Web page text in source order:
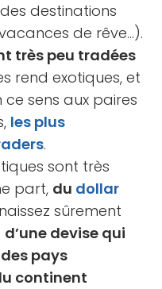
destinations
de rêve…).
très peu tradées
rend exotiques, et
ce sens aux paires
les plus
.
sont très
part, du dollar
sûrement
d’une devise qui
pays
continent